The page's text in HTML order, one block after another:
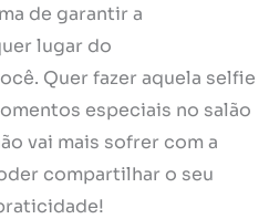
de garantir a
lugar do
Quer fazer aquela selfie
especiais no salão
vai mais sofrer com a
compartilhar o seu